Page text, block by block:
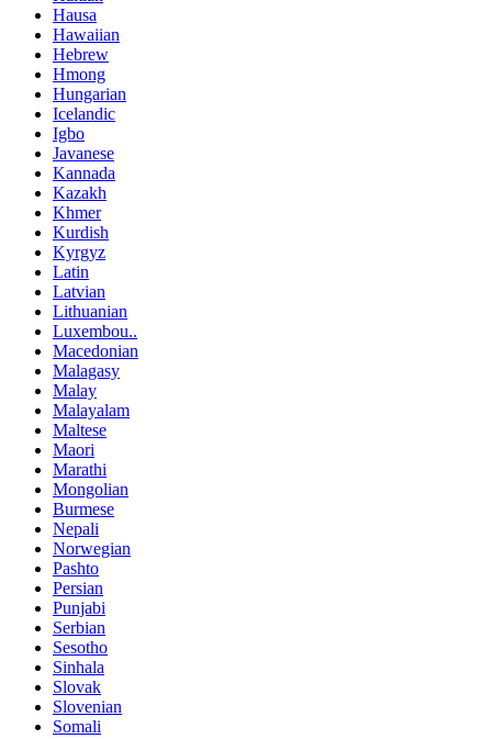
Hausa
Hawaiian
Hebrew
Hmong
Hungarian
Icelandic
Igbo
Javanese
Kannada
Kazakh
Khmer
Kurdish
Kyrgyz
Latin
Latvian
Lithuanian
Luxembou..
Macedonian
Malagasy
Malay
Malayalam
Maltese
Maori
Marathi
Mongolian
Burmese
Nepali
Norwegian
Pashto
Persian
Punjabi
Serbian
Sesotho
Sinhala
Slovak
Slovenian
Somali